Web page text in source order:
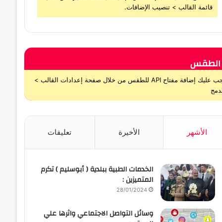
قائمة القالب > تنصيب الإضافات.
الطقس
يجب عليك إضافة مفتاح API للطقس من خلال صفحة إعدادات القالب >
الأشهر الأخيرة تعليقات
الخدمات الطبية ببلدية ( أبوسليم ) تكرم
المتميزين :
28/01/2024
وسائل التواصل الاجتماعي واثرها علي